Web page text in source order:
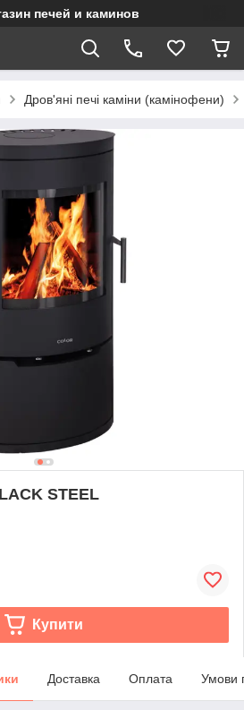
печей и каминов
Дров'яні печі каміни (камінофени)
STEEL
Купити
Доставка Оплата Умови